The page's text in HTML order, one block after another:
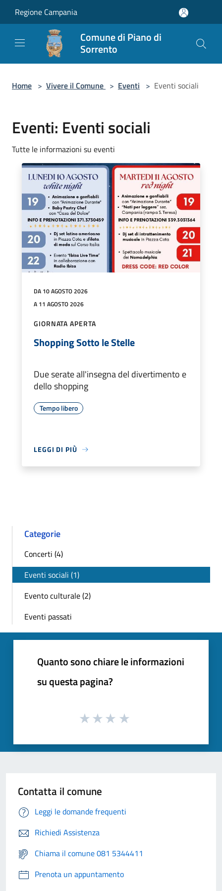
Regione Campania
Comune di Piano di
Sorrento
Home > Vivere il Comune > Eventi > Eventi sociali
Eventi: Eventi sociali
Tutte le informazioni su eventi
DA 10 AGOSTO 2026
A 11 AGOSTO 2026
GIORNATA APERTA
Shopping Sotto le Stelle
Due serate all'insegna del divertimento e
dello shopping
Tempo libero
LEGGI DI PIÙ
Categorie
Concerti (4)
Eventi sociali (1)
Evento culturale (2)
Eventi passati
Quanto sono chiare le informazioni
su questa pagina?
Contatta il comune
Leggi le domande frequenti
Richiedi Assistenza
Chiama il comune 081 5344411
Prenota un appuntamento